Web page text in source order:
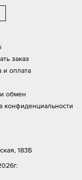
заказ
и оплата
обмен
конфиденциальности
183Б